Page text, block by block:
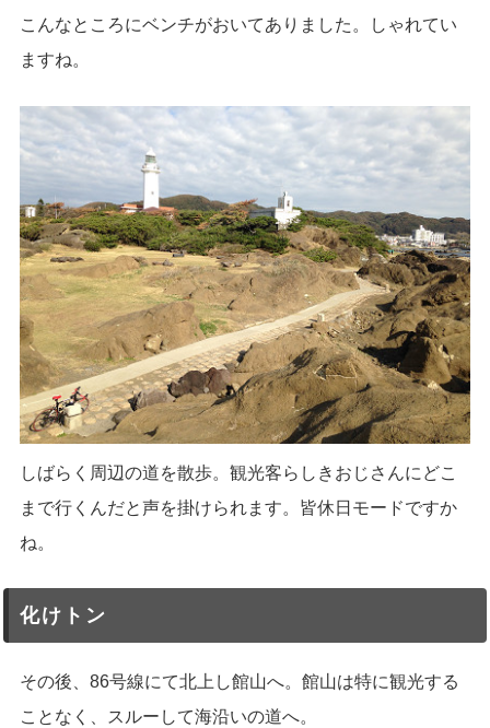
こんなところにベンチがおいてありました。しゃれてい
ますね。
しばらく周辺の道を散歩。観光客らしきおじさんにどこ
まで行くんだと声を掛けられます。皆休日モードですか
ね。
化けトン
その後、86号線にて北上し館山へ。館山は特に観光する
ことなく、スルーして海沿いの道へ。